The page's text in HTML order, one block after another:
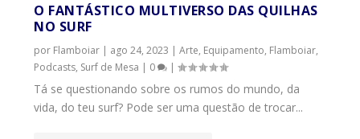
O FANTÁSTICO MULTIVERSO DAS QUILHAS
NO SURF
por Flamboiar | ago 24, 2023 |Arte, Equipamento, Flamboiar,
Podcasts, Surf de Mesa | 0 |
Tá se questionando sobre os rumos do mundo, da
vida, do teu surf? Pode ser uma questão de trocar...